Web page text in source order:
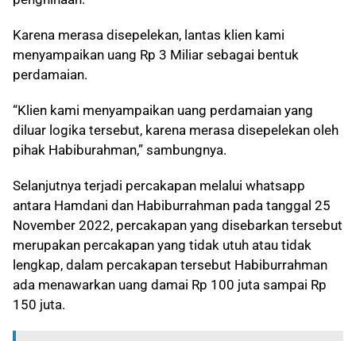
Karena merasa disepelekan, lantas klien kami
menyampaikan uang Rp 3 Miliar sebagai bentuk
perdamaian.
“Klien kami menyampaikan uang perdamaian yang
diluar logika tersebut, karena merasa disepelekan oleh
pihak Habiburahman,” sambungnya.
Selanjutnya terjadi percakapan melalui whatsapp
antara Hamdani dan Habiburrahman pada tanggal 25
November 2022, percakapan yang disebarkan tersebut
merupakan percakapan yang tidak utuh atau tidak
lengkap, dalam percakapan tersebut Habiburrahman
ada menawarkan uang damai Rp 100 juta sampai Rp
150 juta.